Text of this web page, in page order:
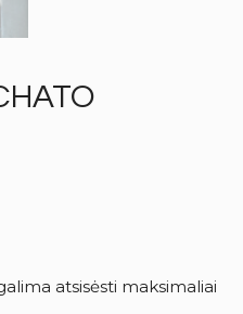
atsisėsti maksimaliai